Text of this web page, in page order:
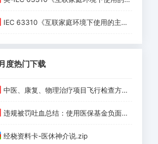
IEC 63310《互联家庭环境下使用的主动辅助生活机器人性能准则》.pdf
度热门下载
中医、康复、物理治疗项目飞行检查方法.pdf
违规被罚吐血总结：使用医保基金负面清单（护理、手术、检验、检查等九类）.pdf
经桡资料卡-医休神介说.zip